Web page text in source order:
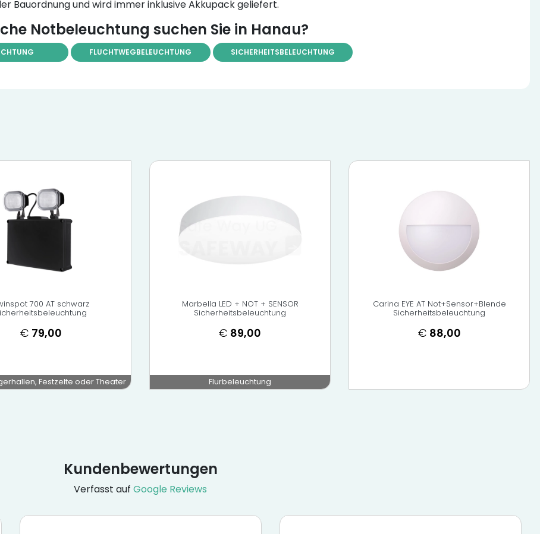
Bauordnung und wird immer inklusive Akkupack geliefert.
Notbeleuchtung suchen Sie in Hanau?
FLUCHTWEGBELEUCHTUNG SICHERHEITSBELEUCHTUNG
700 AT schwarz
€ 79,00
Festzelte oder Theater
Marbella LED + NOT + SENSOR
Sicherheitsbeleuchtung
€ 89,00
Flurbeleuchtung
Carina EYE AT Not+Sensor+Blende
Sicherheitsbeleuchtung
€ 88,00
Kundenbewertungen
Verfasst auf Google Reviews